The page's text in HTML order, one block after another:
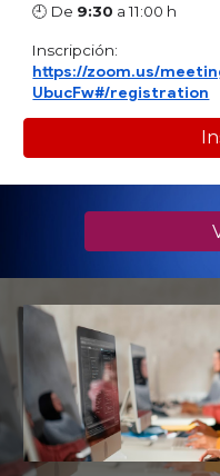
🕘 De 9:30 a 11:00 h
Inscripción:
https://zoom.us/
UbucFw#/registration